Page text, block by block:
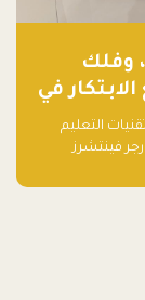
وفلك
في
التعليم
فينتشرز